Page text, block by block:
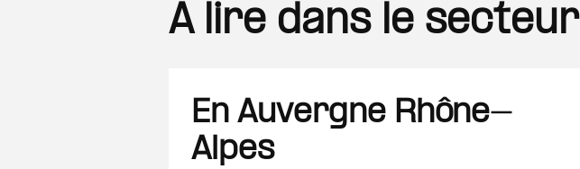
A lire dans le secteur
En Auvergne Rhône-
Alpes